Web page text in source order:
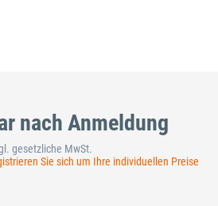
nach Anmeldung
gesetzliche MwSt.
Sie sich um Ihre individuellen Preise